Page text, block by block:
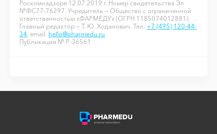
Роскомнадзоре 12.07.2019 г. Номер свидетельства Эл
№ФС77-76297. Учредитель — Общество с ограниченной
ответственностью «ФАРМЕДУ» (ОГРН 1185074012881).
Главный редактор — Т. Ю. Ходанович. Тел: +7 (495) 120-44-
34 , email: hello@pharmedu.ru
Публикация № P-36561